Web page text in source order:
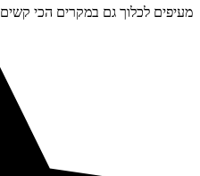
מעיפים לכלוך גם במקרים הכי קשים